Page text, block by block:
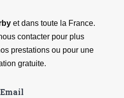
et dans toute la France.
contacter pour plus
prestations ou pour une
gratuite.
Email